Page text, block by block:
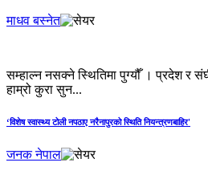
माधव बस्नेत
सम्हाल्न नसक्ने स्थितिमा पुग्यौँ । प्रदेश र
हाम्रो कुरा सुन...
‘विशेष स्वास्थ्य टोली नपठाए नरैनापुरको स्थिति नियन्त्रणबाहिर'
जनक नेपाल